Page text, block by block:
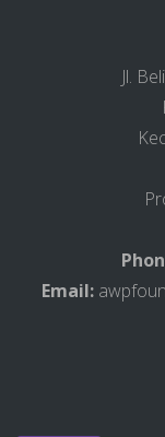
Jl.
Email: